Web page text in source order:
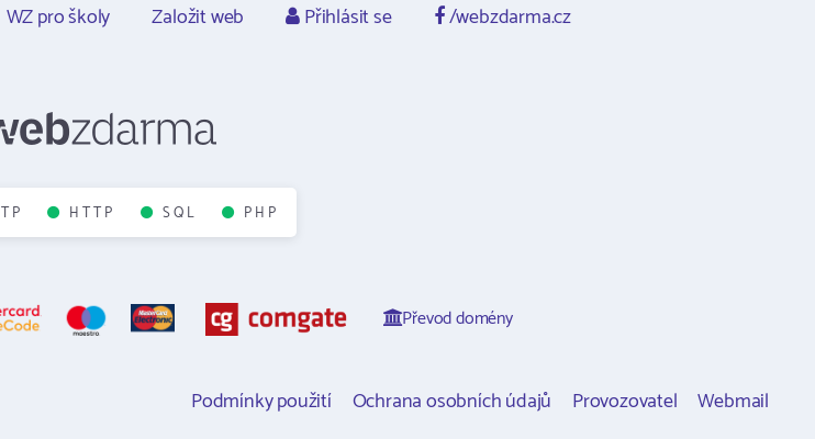
WZ pro školy Založit web Přihlásit se /webzdarma.cz
HTTP SQL PHP
Převod domény
Podmínky použití Ochrana osobních údajů Provozovatel Webmail